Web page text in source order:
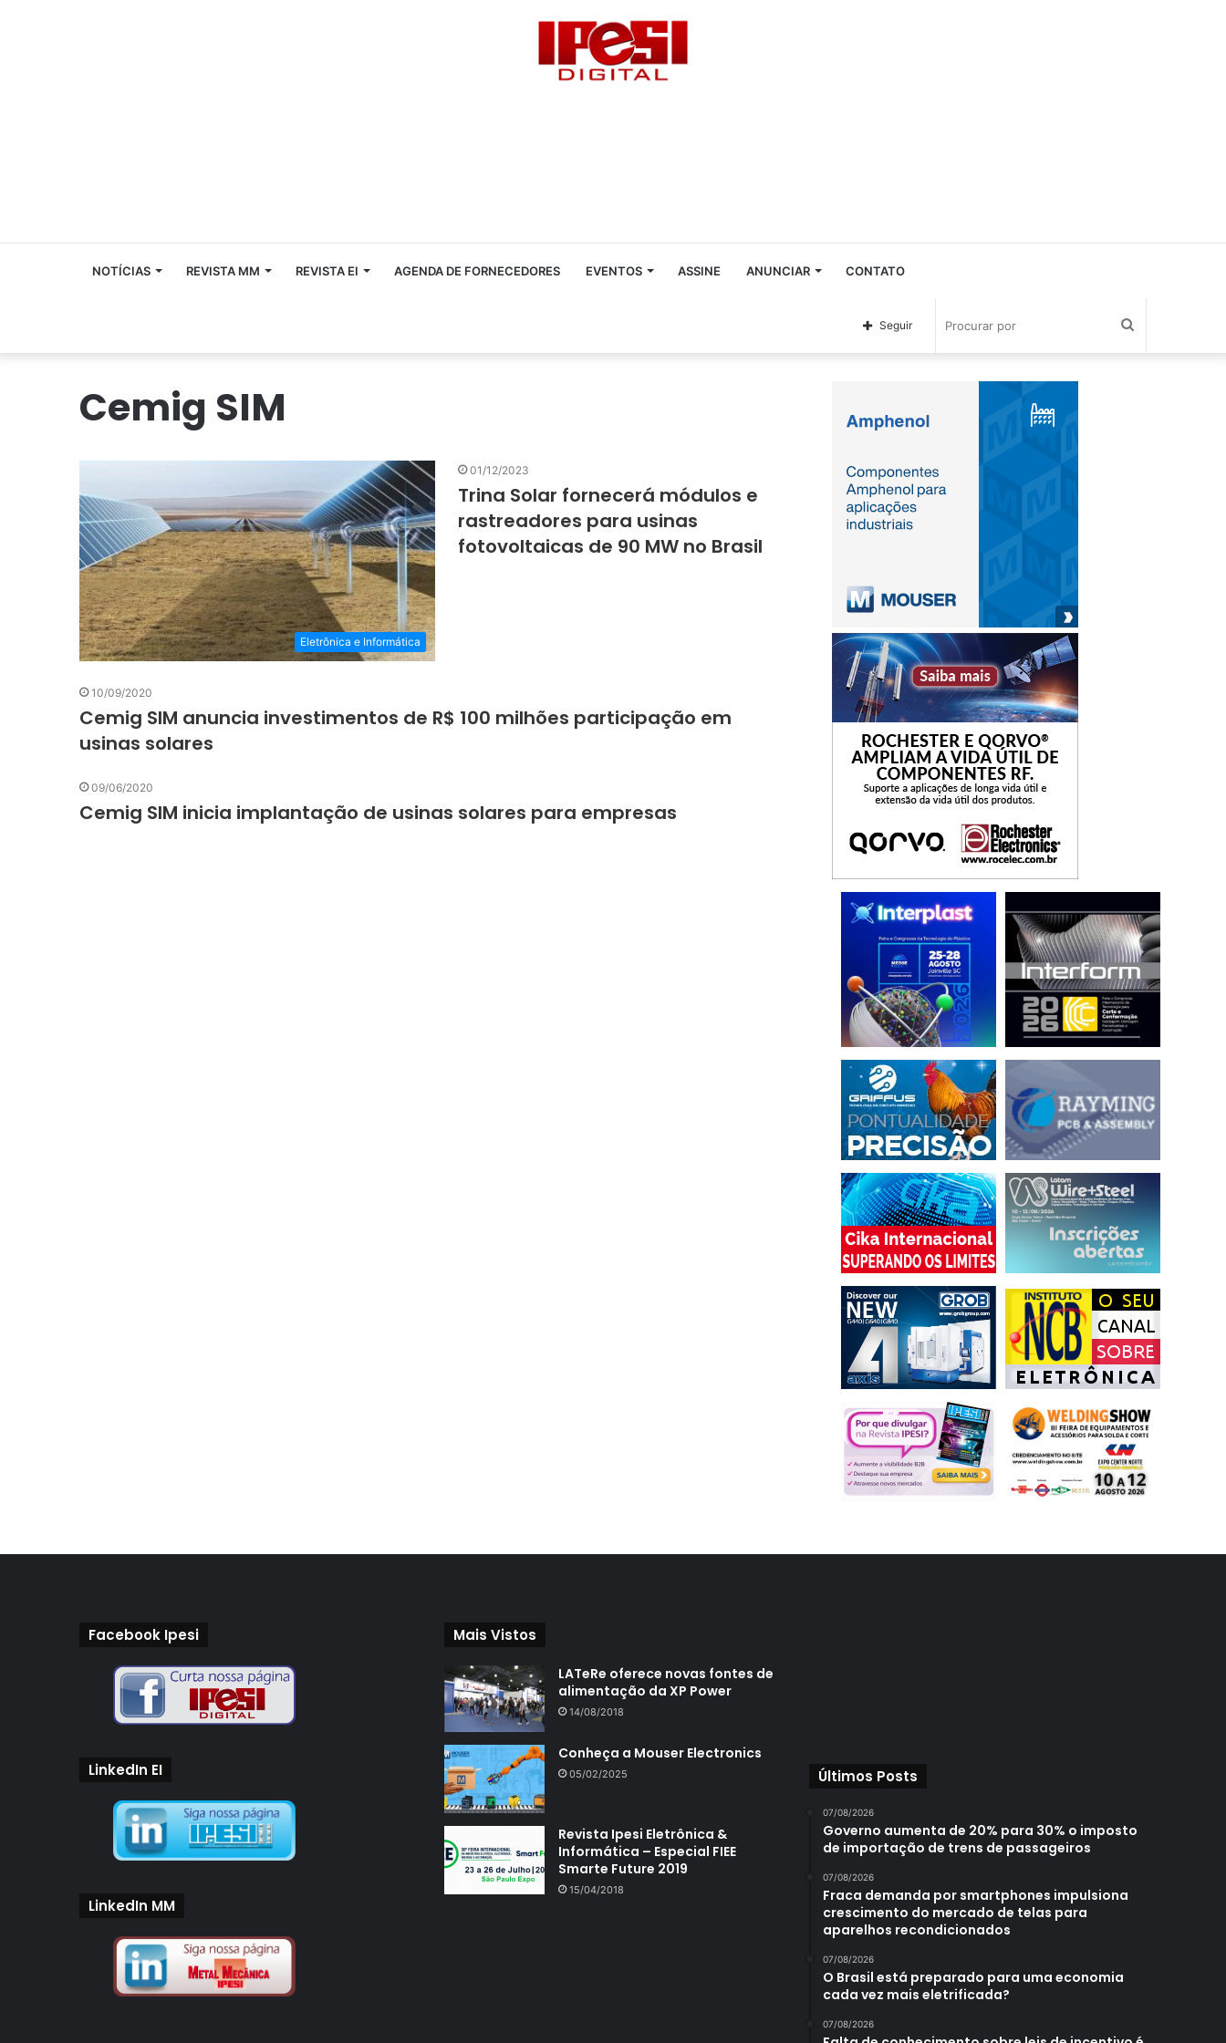
NOTÍCIAS REVISTA MM REVISTA EI AGENDA DE FORNECEDORES EVENTOS ASSINE ANUNCIAR CONTATO
Seguir
Cemig SIM
Eletrônica e Informática
01/12/2023
Trina Solar fornecerá módulos e
rastreadores para usinas
fotovoltaicas de 90 MW no Brasil
10/09/2020
Cemig SIM anuncia investimentos de R$ 100 milhões participação em
usinas solares
09/06/2020
Cemig SIM inicia implantação de usinas solares para empresas
Facebook Ipesi
LinkedIn EI
LinkedIn MM
Mais Vistos
LATeRe oferece novas fontes de
alimentação da XP Power
14/08/2018
Conheça a Mouser Electronics
05/02/2025
Revista Ipesi Eletrônica &
Informática – Especial FIEE
Smarte Future 2019
15/04/2018
Últimos Posts
07/08/2026
Governo aumenta de 20% para 30% o imposto
de importação de trens de passageiros
07/08/2026
Fraca demanda por smartphones impulsiona
crescimento do mercado de telas para
aparelhos recondicionados
07/08/2026
O Brasil está preparado para uma economia
cada vez mais eletrificada?
07/08/2026